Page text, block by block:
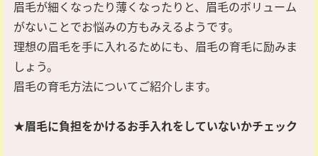
眉毛が細くなったり薄くなったりと、眉毛のボリューム
がないことでお悩みの方もみえるようです。
理想の眉毛を手に入れるためにも、眉毛の育毛に励みま
しょう。
眉毛の育毛方法についてご紹介します。
★眉毛に負担をかけるお手入れをしていないかチェック